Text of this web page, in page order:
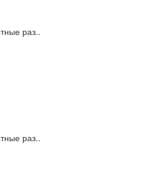
раз..
раз..